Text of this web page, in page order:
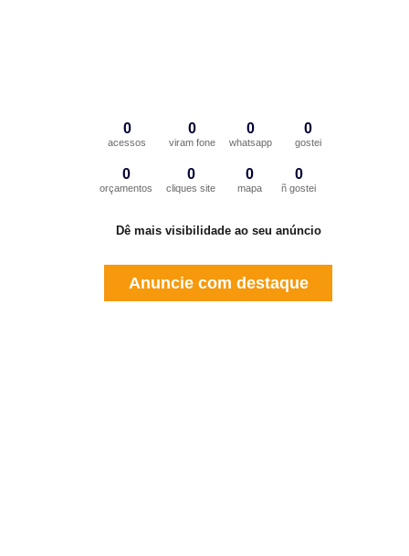
0
acessos
0
viram fone
0
whatsapp
0
gostei
0
orçamentos
0
cliques site
0
mapa
0
ñ gostei
Dê mais visibilidade ao seu anúncio
Anuncie com destaque